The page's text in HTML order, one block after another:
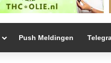
Push Meldingen